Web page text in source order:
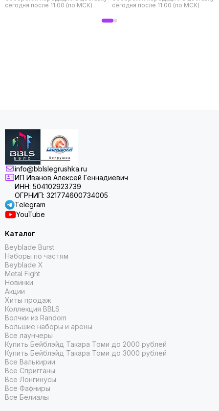
сегодня после 11:00 (по МСК)
сегодня после 11:00 (по МСК)
info@bblslegrushka.ru
ИП Иванов Алексей Геннадиевич
ИНН: 504102923739
ОГРНИП: 321774600734005
Telegram
YouTube
Каталог
Beyblade Burst
Наборы по частям
Beyblade X
Metal Fight
Новинки
Акции
Хиты продаж
Коллекция BBLS
Волчки из Random
Большие наборы и арены
Все лаунчеры
Купить Бейблэйд Такара Томи до 2000 рублей
Купить Бейблэйд Такара Томи до 3000 рублей
Все Валькирии
Все Спригганы
Все Лонгинусы
Все Фафниры
Все Белиалы